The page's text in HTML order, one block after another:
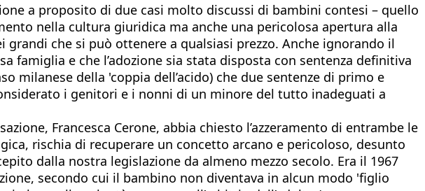
a proposito di due casi molto discussi di bambini contesi – quello
nella cultura giuridica ma anche una pericolosa apertura alla
che si può ottenere a qualsiasi prezzo. Anche ignorando il
e che l’adozione sia stata disposta con sentenza definitiva
milanese della 'coppia dell’acido) che due sentenze di primo e
i genitori e i nonni di un minore del tutto inadeguati a
Francesca Cerone, abbia chiesto l’azzeramento di entrambe le
rischia di recuperare un concetto arcano e pericoloso, desunto
dalla nostra legislazione da almeno mezzo secolo. Era il 1967
secondo cui il bambino non diventava in alcun modo 'figlio